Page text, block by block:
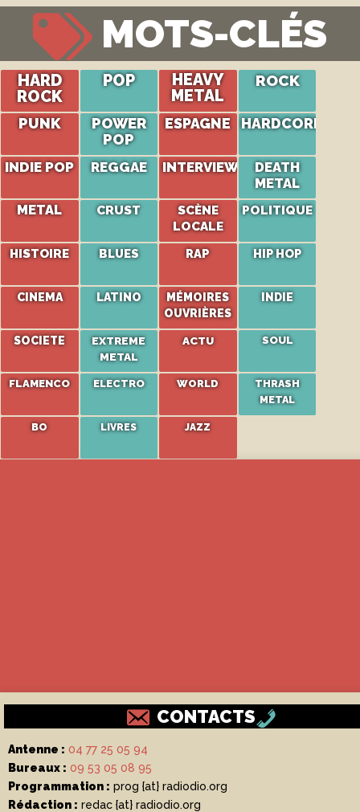
MOTS-CLÉS
HARD
ROCK
POP
HEAVY
METAL
ROCK
PUNK
POWER
POP
ESPAGNE HARDCORE
INDIE POP REGGAE INTERVIEW
DEATH
METAL
METAL CRUST
SCÈNE
LOCALE
POLITIQUE
HISTOIRE BLUES RAP HIP HOP
CINEMA LATINO
MÉMOIRES
OUVRIÈRES
INDIE
SOCIETE
EXTREME
METAL
ACTU SOUL
FLAMENCO ELECTRO WORLD
THRASH
METAL
BO LIVRES JAZZ
CONTACTS
Antenne : 04 77 25 05 94
Bureaux : 09 53 05 08 95
Programmation : prog {at} radiodio.org
Rédaction : redac {at} radiodio.org